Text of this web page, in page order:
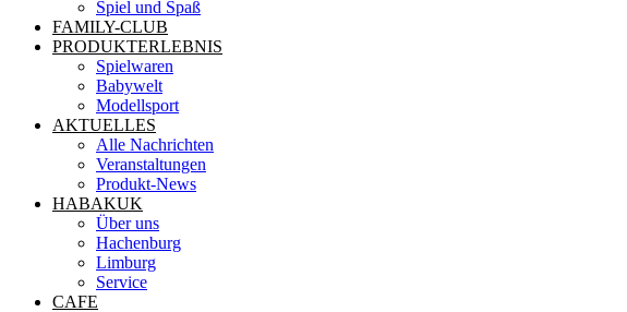
Spiel und Spaß
FAMILY-CLUB
PRODUKTERLEBNIS
Spielwaren
Babywelt
Modellsport
AKTUELLES
Alle Nachrichten
Veranstaltungen
Produkt-News
HABAKUK
Über uns
Hachenburg
Limburg
Service
CAFE